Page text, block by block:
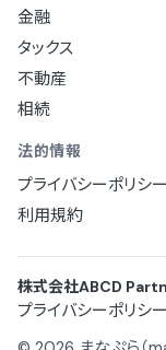
金融
タックス
不動産
相続
法的情報
プライバシーポリシー
利用規約
株式会社ABCD
プライバシーポリシー